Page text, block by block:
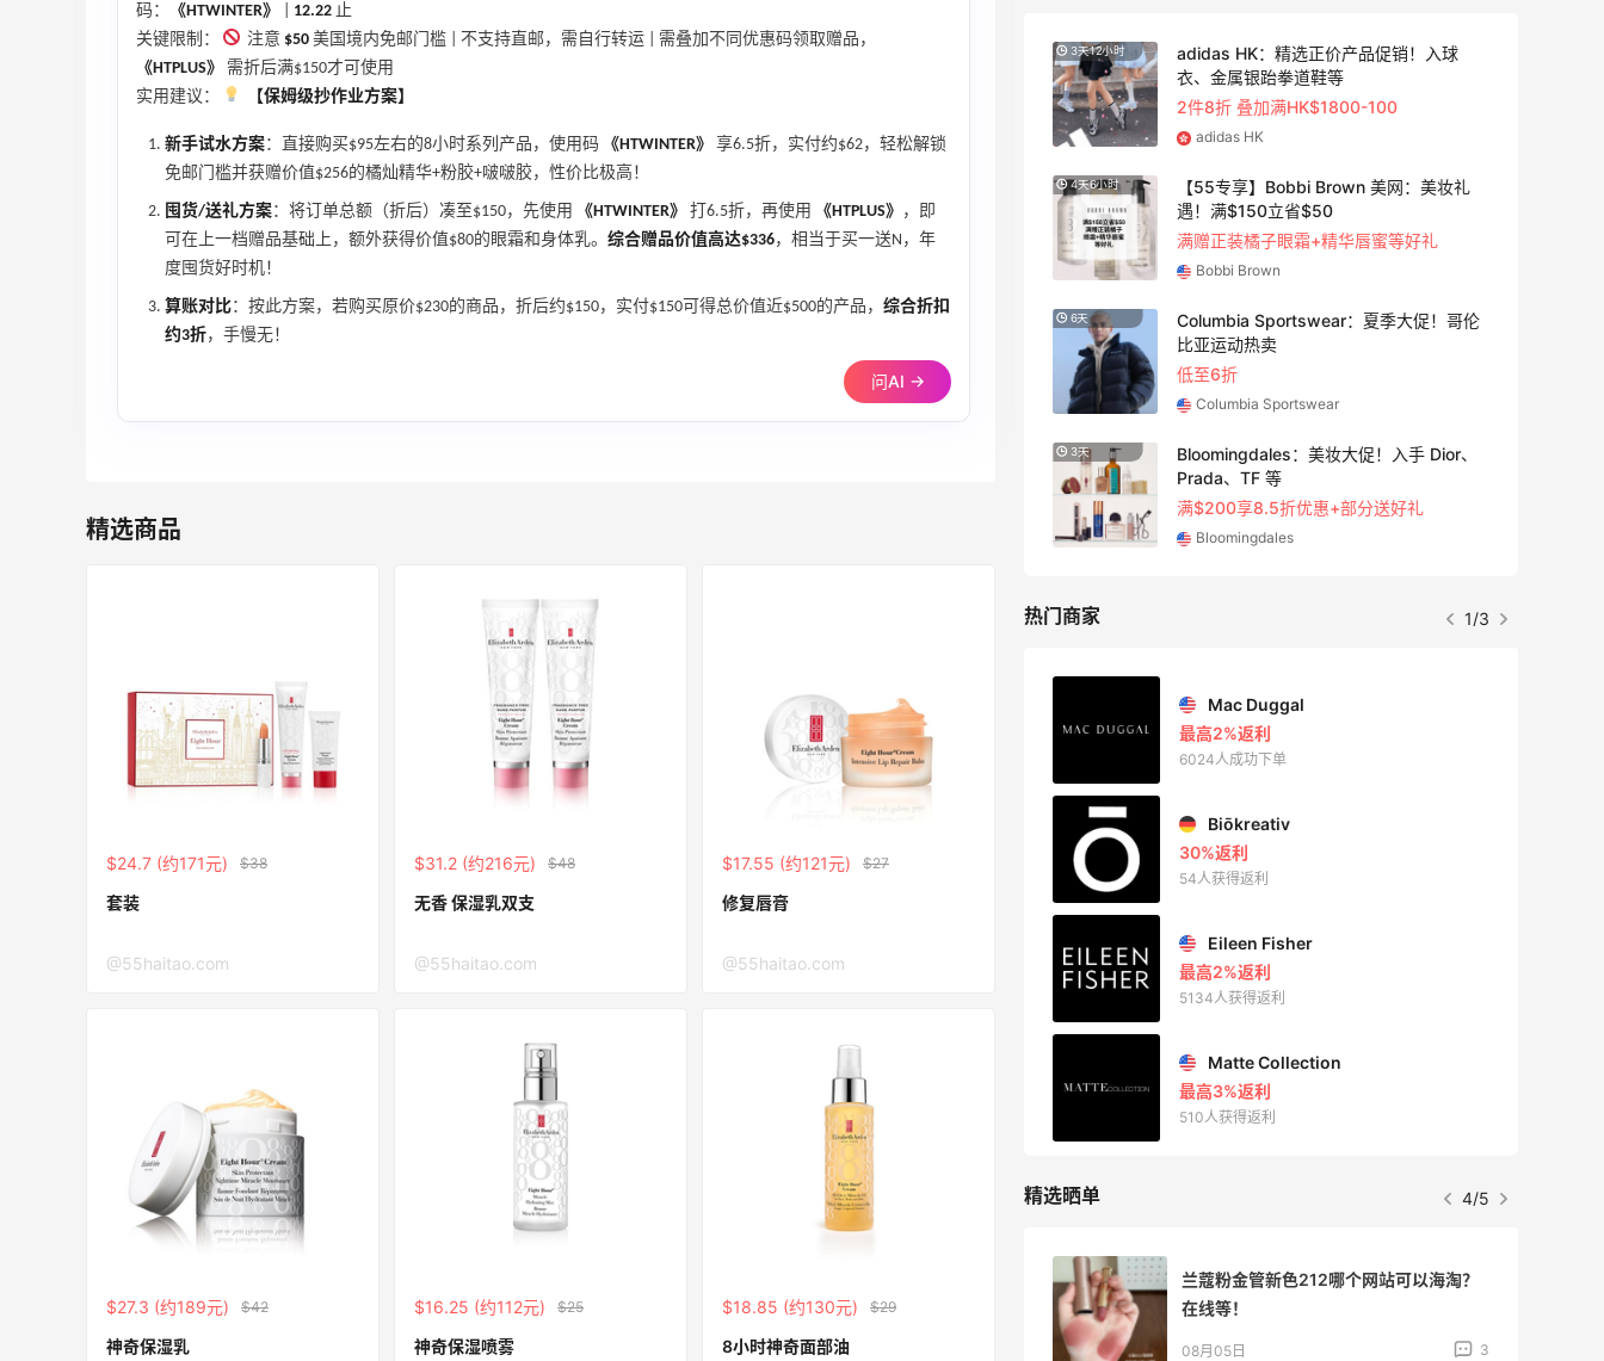
码：
《HTWINTER》 12.22 止
关键限制：
注意 $50 美国境内免邮门槛 | 不支持直邮，需自行转运 | 需叠加不同优惠码领取赠品，
《HTPLUS》
需折后满$150才可使用
实用建议：
【保姆级抄作业方案】
新手试水方案：直接购买$95左右的8小时系列产品，使用码 《HTWINTER》
享6.5折，实付约$62，轻松解锁
免邮门槛并获赠价值$256的橘灿精华+粉胶+啵啵胶，性价比极高！
囤货/送礼方案：将订单总额（折后）凑至$150，先使用 《HTWINTER》 打6.5折，再使用 《HTPLUS》 ，即
可在上一档赠品基础上，额外获得价值$80的眼霜和身体乳。 综合赠品价值高达$336，相当于买一送N，年
度囤货好时机！
算账对比：按此方案，若购买原价$230的商品，折后约$150，实付$150可得总价值近$500的产品， 综合折扣
约3折，手慢无！
问AI →
精选商品
$24.7 (约171元) $38
套装
@55haitao.com
$31.2 (约216元) $48
无香 保湿乳双支
@55haitao.com
$17.55 (约121元) $27
修复唇膏
@55haitao.com
$27.3 (约189元) $42
神奇保湿乳
$16.25 (约112元) $25
神奇保湿喷雾
$18.85 (约130元) $29
8小时神奇面部油
LN-CC：限时大促！入手 Ganni、Acne、
西太后等
低至4折+额外8折
LN-CC
【55专享】Base Blu：时尚上新热卖 关注
PRADA、LOEWE、加拿大鹅等
享9折优惠
Base Blu
Mytheresa：折扣区时尚上新热卖 关注
TOTEME、ZIMMERMAN 等
3天12小时
iHerb ：88全球好物节！选购日常保健、
iHerb
24天12小时
精选低至6折
明日开抢
23天19小时
预售！Harrods 2026 高端美妆圣诞日历
HK$2500（约2158.25元）
3天12小时
adidas HK：精选正价产品促销！入球
衣、金属银跆拳道鞋等
2件8折 叠加满HK$1800-100
adidas HK
4天6小时
【55专享】Bobbi Brown 美网：美妆礼
遇！满$150立省$50
满赠正装橘子眼霜+精华唇蜜等好礼
Bobbi Brown
6天
Columbia Sportswear：夏季大促！哥伦
比亚运动热卖
低至6折
Columbia Sportswear
3天
Bloomingdales：美妆大促！入手 Dior、
Prada、TF 等
满$200享8.5折优惠+部分送好礼
Bloomingdales
热门商家 1/3
ERGO Baby
4%返利
62人获得返利
4%返利
最高10%返利
6%返利
85人获得返利
Private Internet Access VPN
最高70%返利
185人获得返利
6%返利
Mac Duggal
最高2%返利
6024人成功下单
Biōkreativ
30%返利
54人获得返利
Eileen Fisher
最高2%返利
5134人获得返利
Matte Collection
最高3%返利
510人获得返利
精选晒单 4/5
么时候开始？
3 08月05日
兰蔻粉金管新色212哪个网站可以海淘？
在线等！
08月05日 3